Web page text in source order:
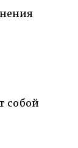
собой